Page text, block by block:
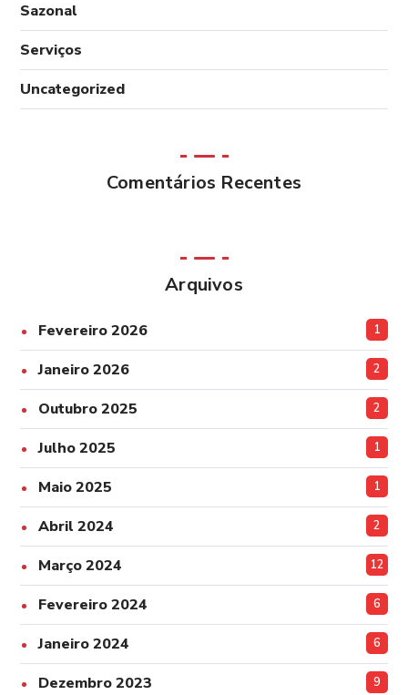
Sazonal
Serviços
Uncategorized
Comentários Recentes
Arquivos
Fevereiro 2026 1
Janeiro 2026 2
Outubro 2025 2
Julho 2025 1
Maio 2025 1
Abril 2024 2
Março 2024 12
Fevereiro 2024 6
Janeiro 2024 6
Dezembro 2023 9